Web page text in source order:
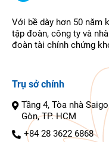
Với bề dày hơn 50 năm
tập đoàn, công ty và
đoàn tài chính chứng
Trụ sở chính
Tầng 4, Tòa nhà
Gòn, TP. HCM
+84 28 3622 6868